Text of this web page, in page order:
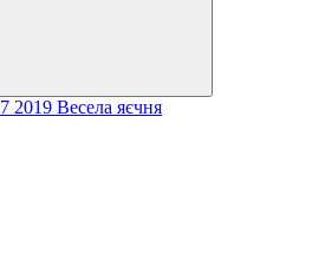
2019 Весела яєчня